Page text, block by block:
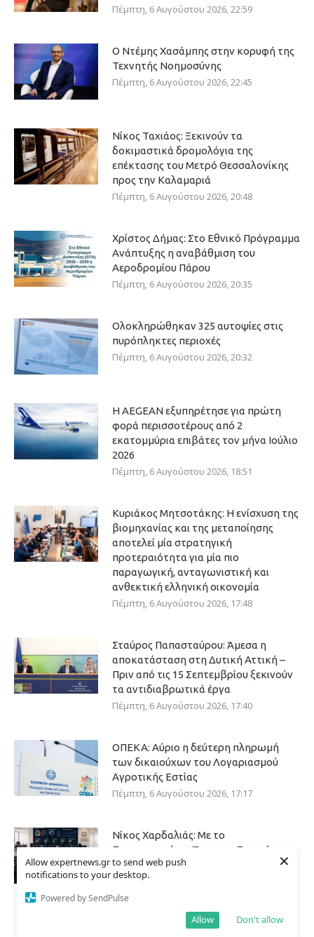
Allow expertnews.gr to send web push
notifications to your desktop.
Powered by SendPulse
Don't allow
Allow
×
Πέμπτη, 6 Αυγούστου 2026, 22:59
Ο Ντέμης Χασάμπης στην κορυφή της
Τεχνητής Νοημοσύνης
Πέμπτη, 6 Αυγούστου 2026, 22:45
Νίκος Ταχιάος: Ξεκινούν τα
δοκιμαστικά δρομολόγια της
επέκτασης του Μετρό Θεσσαλονίκης
προς την Καλαμαριά
Πέμπτη, 6 Αυγούστου 2026, 20:48
Χρίστος Δήμας: Στο Εθνικό Πρόγραμμα
Ανάπτυξης η αναβάθμιση του
Αεροδρομίου Πάρου
Πέμπτη, 6 Αυγούστου 2026, 20:35
Ολοκληρώθηκαν 325 αυτοψίες στις
πυρόπληκτες περιοχές
Πέμπτη, 6 Αυγούστου 2026, 20:32
Η AEGEAN εξυπηρέτησε για πρώτη
φορά περισσοτέρους από 2
εκατομμύρια επιβάτες τον μήνα Ιούλιο
2026
Πέμπτη, 6 Αυγούστου 2026, 18:51
Κυριάκος Μητσοτάκης: Η ενίσχυση της
βιομηχανίας και της μεταποίησης
αποτελεί μία στρατηγική
προτεραιότητα για μία πιο
παραγωγική, ανταγωνιστική και
ανθεκτική ελληνική οικονομία
Πέμπτη, 6 Αυγούστου 2026, 17:48
Σταύρος Παπασταύρου: Άμεσα η
αποκατάσταση στη Δυτική Αττική –
Πριν από τις 15 Σεπτεμβρίου ξεκινούν
τα αντιδιαβρωτικά έργα
Πέμπτη, 6 Αυγούστου 2026, 17:40
ΟΠΕΚΑ: Αύριο η δεύτερη πληρωμή
των δικαιούχων του Λογαριασμού
Αγροτικής Εστίας
Πέμπτη, 6 Αυγούστου 2026, 17:17
Νίκος Χαρδαλιάς: Με το
Παρατηρητήριο Έργων η Περιφέρεια
Αττικής αποκτά ένα από τα πρώτα
ολοκληρωμένα ψηφιακά εργαλεία
στην Ευρώπη για τη διαφάνεια και τη
Πέμπτη, 6 Αυγούστου 2026, 12:33